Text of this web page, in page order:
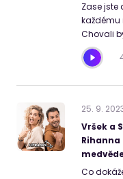
Zase jste
každému
Chovali
25. 9.
Vršek a
Co